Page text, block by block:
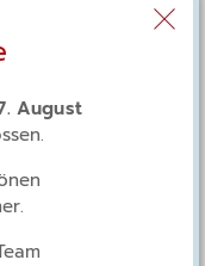
August